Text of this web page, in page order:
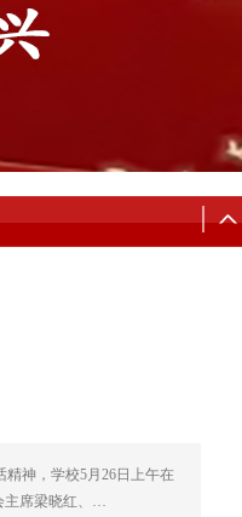
神，学校5月26日上午在
主席梁晓红、…